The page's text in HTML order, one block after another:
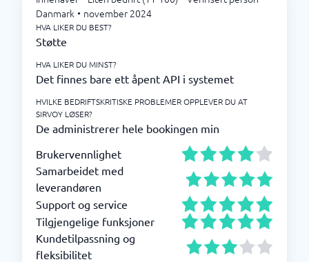
Danmark • november 2024
HVA LIKER DU BEST?
Støtte
HVA LIKER DU MINST?
Det finnes bare ett åpent API i systemet
HVILKE BEDRIFTSKRITISKE PROBLEMER OPPLEVER DU AT
SIRVOY LØSER?
De administrerer hele bookingen min
Brukervennlighet
Samarbeidet med
leverandøren
Support og service
Tilgjengelige funksjoner
Kundetilpassning og
fleksibilitet